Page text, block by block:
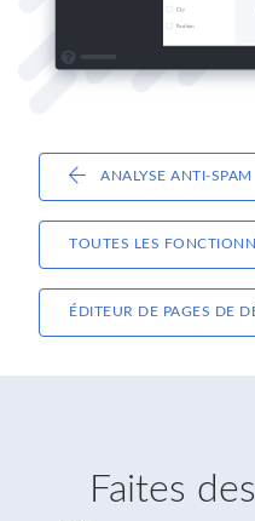
ANALYSE ANTI-SPAM
TOUTES LES
ÉDITEUR DE PAGES DE
Faites